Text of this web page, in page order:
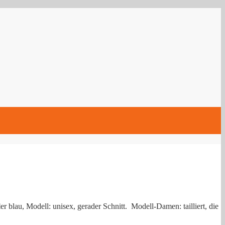
blau, Modell: unisex, gerader Schnitt. Modell-Damen: tailliert, die